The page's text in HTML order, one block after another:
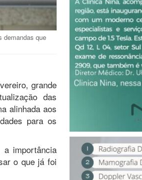
demandas que
grande
das
alinhada aos
para os
a importância
o que já foi